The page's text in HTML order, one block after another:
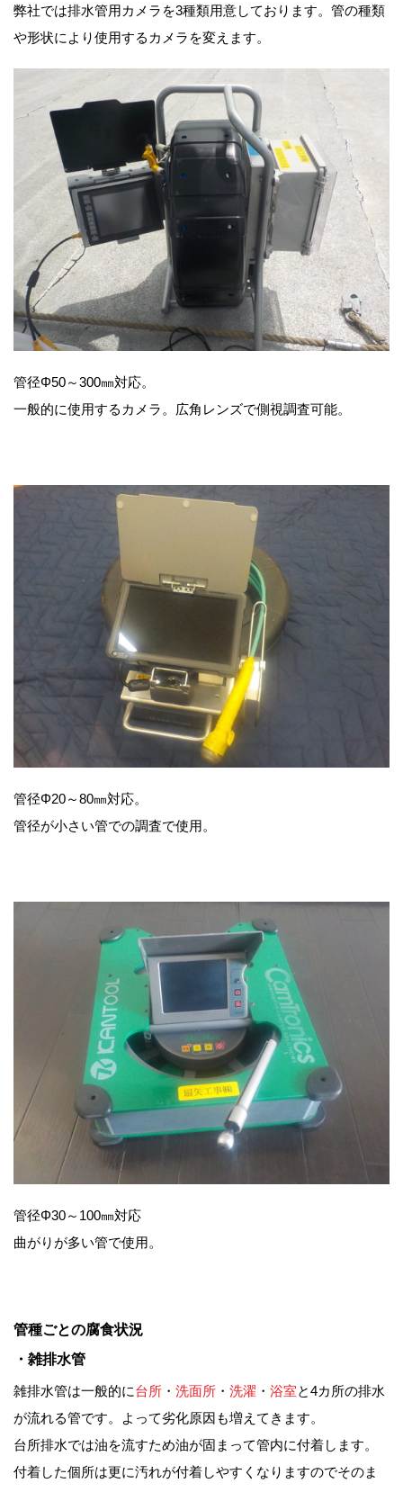
弊社では排水管用カメラを3種類用意しております。管の種類
や形状により使用するカメラを変えます。
管径Φ50～300㎜対応。
一般的に使用するカメラ。広角レンズで側視調査可能。
管径Φ20～80㎜対応。
管径が小さい管での調査で使用。
管径Φ30～100㎜対応
曲がりが多い管で使用。
管種ごとの腐食状況
・雑排水管
雑排水管は一般的に台所 ・ 洗面所 ・ 洗濯 ・ 浴室と4カ所の排水
が流れる管です。よって劣化原因も増えてきます。
台所排水では油を流すため油が固まって管内に付着します。
付着した個所は更に汚れが付着しやすくなりますのでそのま